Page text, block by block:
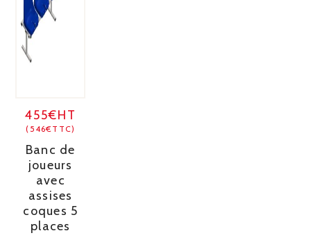
455€HT
(546€TTC)
Banc de
joueurs
avec
assises
coques 5
places